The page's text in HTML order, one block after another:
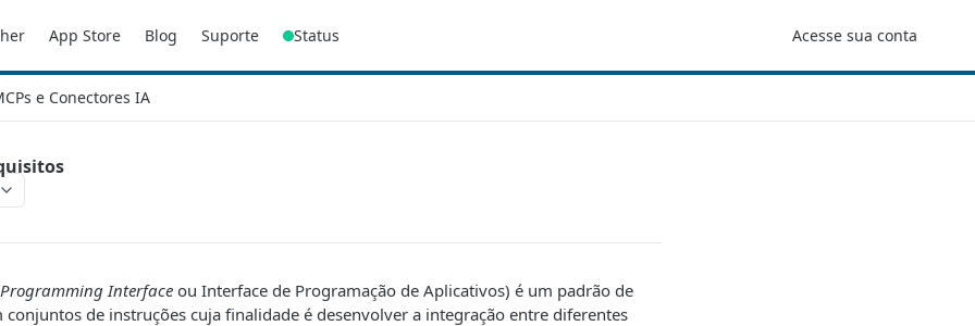
App Store Blog Suporte Status Acesse sua conta
e Conectores IA
Interfaceou Interface de Programação de Aplicativos) é um padrão de
conjuntos de instruções cuja finalidade é desenvolver a integração entre diferentes